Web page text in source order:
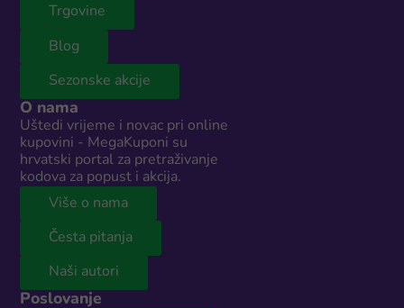
Trgovine
Blog
Sezonske akcije
O nama
Uštedi vrijeme i novac pri online
kupovini - MegaKuponi su
hrvatski portal za pretraživanje
kodova za popust i akcija.
Više o nama
Česta pitanja
Naši autori
Poslovanje